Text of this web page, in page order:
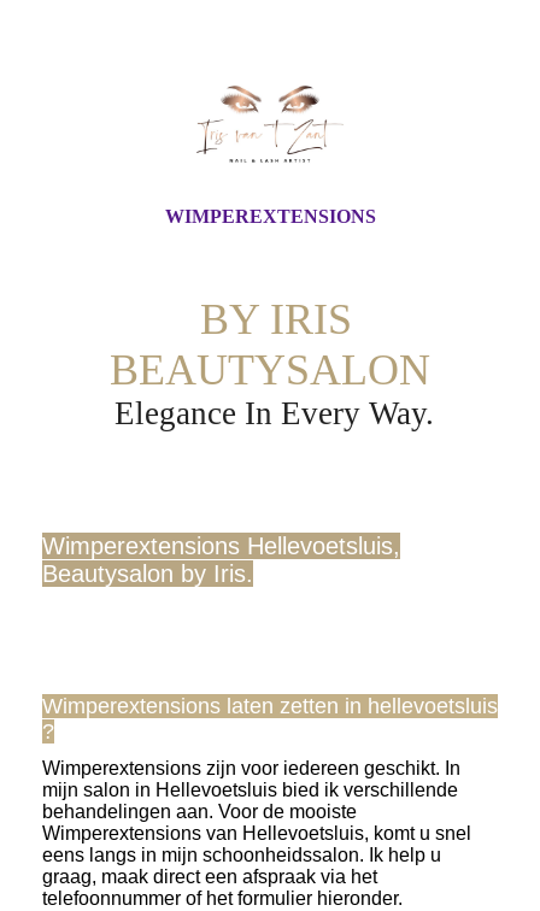
WIMPEREXTENSIONS
BY IRIS
BEAUTYSALON
Elegance In Every Way.
Wimperextensions Hellevoetsluis,
Beautysalon by Iris.
Wimperextensions laten zetten in hellevoetsluis
?
Wimperextensions zijn voor iedereen geschikt. In
mijn salon in Hellevoetsluis bied ik verschillende
behandelingen aan. Voor de mooiste
Wimperextensions van Hellevoetsluis, komt u snel
eens langs in mijn schoonheidssalon. Ik help u
graag, maak direct een afspraak via het
telefoonnummer of het formulier hieronder.